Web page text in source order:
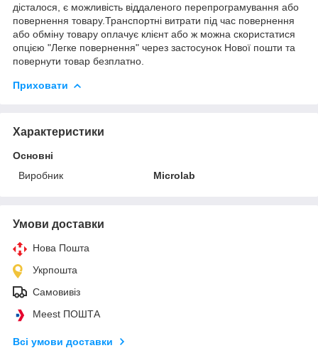
дісталося, є можливість віддаленого перепрограмування або
повернення товару.Транспортні витрати під час повернення
або обміну товару оплачує клієнт або ж можна скористатися
опцією "Легке повернення" через застосунок Нової пошти та
повернути товар безплатно.
Приховати
Характеристики
Основні
Виробник
Microlab
Умови доставки
Нова Пошта
Укрпошта
Самовивіз
Meest ПОШТА
Всі умови доставки